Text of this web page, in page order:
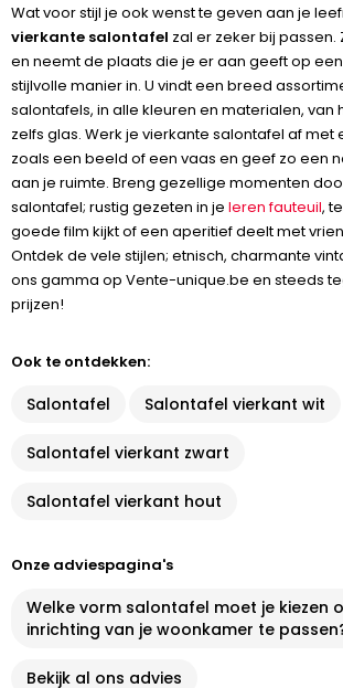
Wat voor stijl je ook wenst te geven aan je
vierkante salontafel zal er zeker bij passen.
en neemt de plaats die je er aan geeft op
stijlvolle manier in. U vindt een breed
salontafels, in alle kleuren en materialen, van
zelfs glas. Werk je vierkante salontafel af met
zoals een beeld of een vaas en geef zo een
aan je ruimte. Breng gezellige momenten
salontafel; rustig gezeten in je leren fauteuil,
goede film kijkt of een aperitief deelt met
Ontdek de vele stijlen; etnisch, charmante
ons gamma op Vente-unique.be en steeds
prijzen!
Ook te ontdekken:
Salontafel Salontafel vierkant wit
Salontafel vierkant zwart
Salontafel vierkant hout
Onze adviespagina's
Welke vorm salontafel moet je kiezen
inrichting van je woonkamer te
Bekijk al ons advies